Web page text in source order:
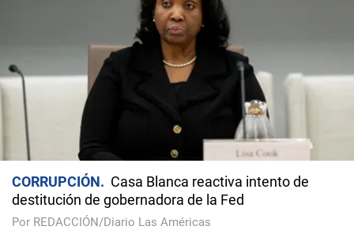
CORRUPCIÓN
Casa Blanca reactiva intento de
destitución de gobernadora de la Fed
Por REDACCIÓN/Diario Las Américas